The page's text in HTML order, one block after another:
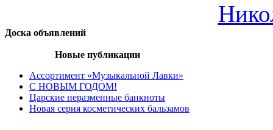
Доска объявлений
Новые публикации
Ассортимент «Музыкальной Лавки»
С НОВЫМ ГОДОМ!
Царские неразменные банкноты
Новая серия косметических бальзамов